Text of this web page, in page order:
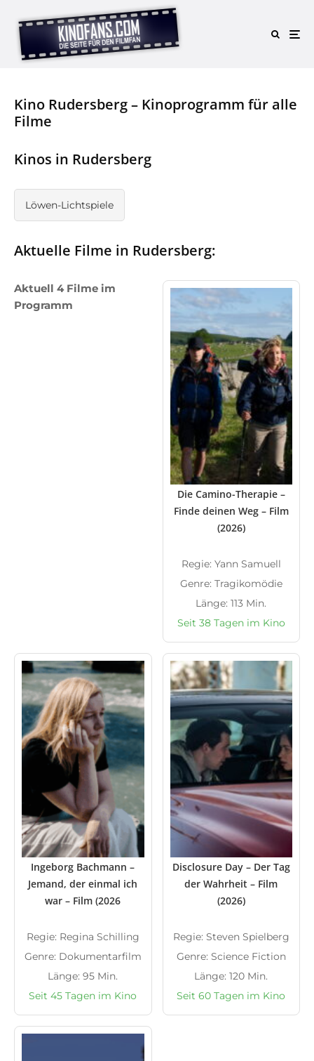
Kino Rudersberg – Kinoprogramm für alle
Filme
Kinos in Rudersberg
Löwen-Lichtspiele
Aktuelle Filme in Rudersberg:
Aktuell 4 Filme im
Programm
Die Camino-Therapie –
Finde deinen Weg – Film
(2026)
Regie: Yann Samuell
Genre: Tragikomödie
Länge: 113 Min.
Seit 38 Tagen im Kino
Ingeborg Bachmann –
Jemand, der einmal ich
war – Film (2026
Regie: Regina Schilling
Genre: Dokumentarfilm
Länge: 95 Min.
Seit 45 Tagen im Kino
Disclosure Day – Der Tag
der Wahrheit – Film
(2026)
Regie: Steven Spielberg
Genre: Science Fiction
Länge: 120 Min.
Seit 60 Tagen im Kino